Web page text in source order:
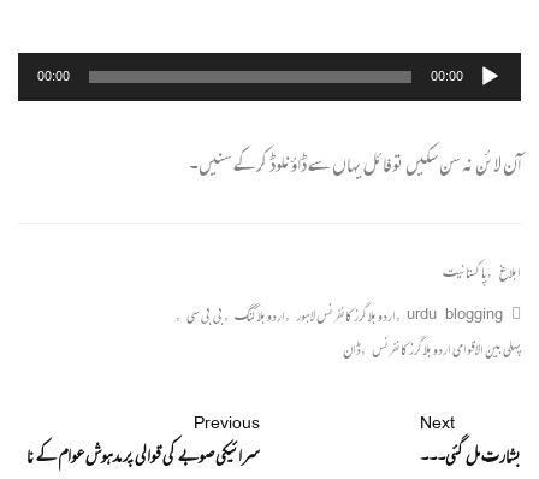
Audio
Player
00:00
00:00
آن لائن نہ سن سکیں تو فائلیہاں سے ڈاؤنلوڈکرکے سنیں۔
ابلاغ ,پاکستانیت
urdu blogging
,اردو بلاگرز کانفرنس لاہور ,اردو بلاگنگ ,بی بی سی ,
پہلی بین الاقوامی اردو بلاگرز کانفرنس ,ڈان
Previous
سرائیکی صوبے کی قوالی پر مدہوش عوام کے نا
Next
بشارت مل گئی۔۔۔